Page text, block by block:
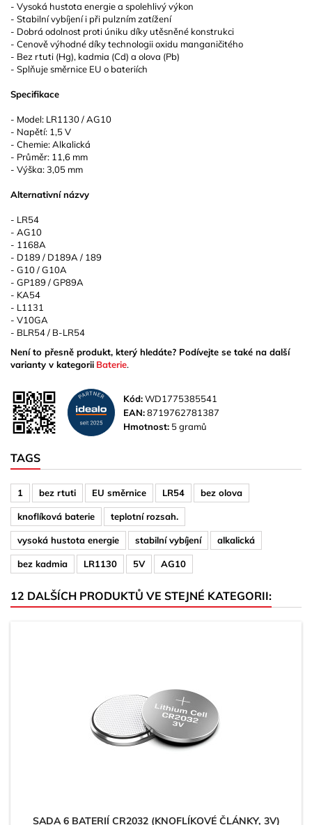
- Vysoká hustota energie a spolehlivý výkon
- Stabilní vybíjení i při pulzním zatížení
- Dobrá odolnost proti úniku díky utěsněné konstrukci
- Cenově výhodné díky technologii oxidu manganičitého
- Bez rtuti (Hg), kadmia (Cd) a olova (Pb)
- Splňuje směrnice EU o bateriích
Specifikace
- Model: LR1130 / AG10
- Napětí: 1,5 V
- Chemie: Alkalická
- Průměr: 11,6 mm
- Výška: 3,05 mm
Alternativní názvy
- LR54
- AG10
- 1168A
- D189 / D189A / 189
- G10 / G10A
- GP189 / GP89A
- KA54
- L1131
- V10GA
- BLR54 / B-LR54
Není to přesně produkt, který hledáte? Podívejte se také na další
varianty v kategorii Baterie.
Kód:WD1775385541
EAN:8719762781387
Hmotnost: 5 gramů
TAGS
1 bez rtuti EU směrnice LR54 bez olova
knoflíková baterie teplotní rozsah.
vysoká hustota energie stabilní vybíjení alkalická
bez kadmia LR1130 5V AG10
12 DALŠÍCH PRODUKTŮ VE STEJNÉ KATEGORII:
SADA 6 BATERIÍ CR2032 (KNOFLÍKOVÉ ČLÁNKY, 3V)